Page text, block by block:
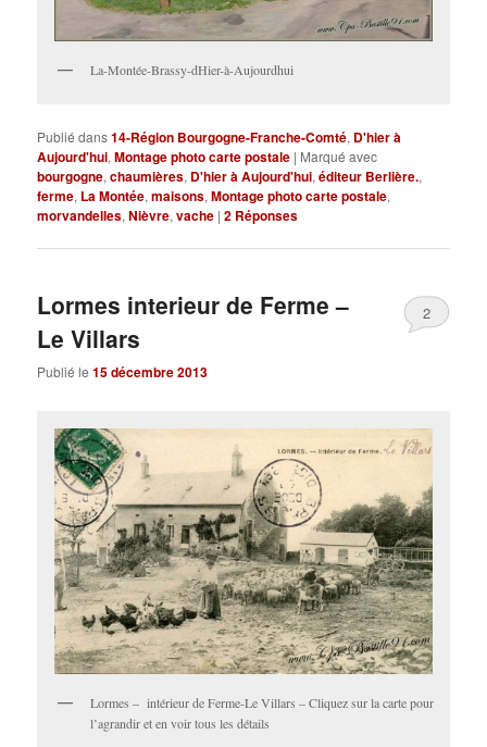
La-Montée-Brassy-dHier-à-Aujourdhui
Publié dans14-Région Bourgogne-Franche-Comté, D'hier à
Aujourd'hui,Montage photo carte postale | Marqué avec
bourgogne,chaumières, D'hier à Aujourd'hui,éditeur Berlière.,
ferme, La Montée,maisons,Montage photo carte postale,
morvandelles,Nièvre,vache |2 Réponses
Lormes interieur de Ferme –
Le Villars
Publié le15 décembre 2013
2
Lormes – intérieur de Ferme-Le Villars – Cliquez sur la carte pour
l’agrandir et en voir tous les détails